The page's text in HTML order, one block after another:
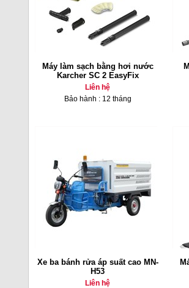
Máy làm sạch bằng hơi nước
Karcher SC 2 EasyFix
Liên hệ
Bảo hành : 12 tháng
Xe ba bánh rửa áp suất cao MN-
H53
Liên hệ